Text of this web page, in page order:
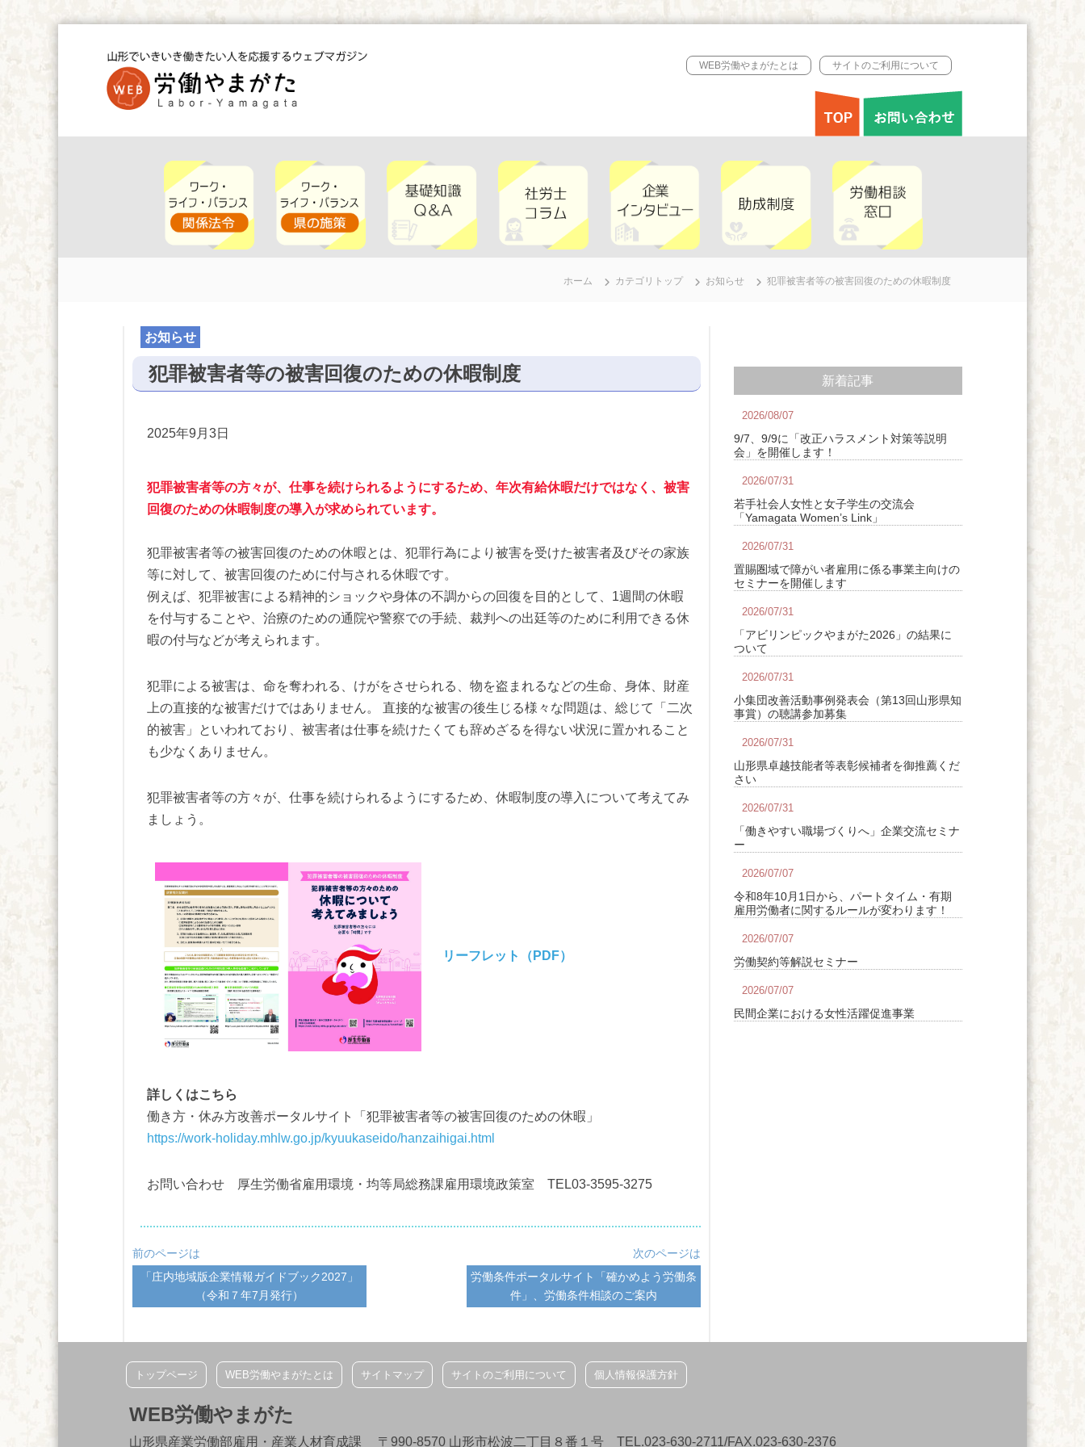
W
WEB労働やまがたとは サイトのご利用について
ホーム カテゴリトップ お知らせ 犯罪被害者等の被害回復のための休暇制度
お知らせ
犯罪被害者等の被害回復のための休暇制度
2025年9月3日
犯罪被害者等の方々が、仕事を続けられるようにするため、年次有給休暇だけではなく、被害
回復のための休暇制度の導入が求められています。
犯罪被害者等の被害回復のための休暇とは、犯罪行為により被害を受けた被害者及びその家族
等に対して、被害回復のために付与される休暇です。
例えば、犯罪被害による精神的ショックや身体の不調からの回復を目的として、1週間の休暇
を付与することや、治療のための通院や警察での手続、裁判への出廷等のために利用できる休
暇の付与などが考えられます。
犯罪による被害は、命を奪われる、けがをさせられる、物を盗まれるなどの生命、身体、財産
上の直接的な被害だけではありません。 直接的な被害の後生じる様々な問題は、総じて「二次
的被害」といわれており、被害者は仕事を続けたくても辞めざるを得ない状況に置かれること
も少なくありません。
犯罪被害者等の方々が、仕事を続けられるようにするため、休暇制度の導入について考えてみ
ましょう。
リーフレット（PDF）
詳しくはこちら
働き方・休み方改善ポータルサイト「犯罪被害者等の被害回復のための休暇」
https://work-holiday.mhlw.go.jp/kyuukaseido/hanzaihigai.html
お問い合わせ 厚生労働省雇用環境・均等局総務課雇用環境政策室 TEL03-3595-3275
次のページは
労働条件ポータルサイト「確かめよう労働条
件」、労働条件相談のご案内
前のページは
「庄内地域版企業情報ガイドブック2027」
（令和７年7月発行）
新着記事
2026/08/07
9/7、9/9に「改正ハラスメント対策等説明
会」を開催します！
2026/07/31
若手社会人女性と女子学生の交流会
「Yamagata Women’s Link」
2026/07/31
置賜圏域で障がい者雇用に係る事業主向けの
セミナーを開催します
2026/07/31
「アビリンピックやまがた2026」の結果に
ついて
2026/07/31
小集団改善活動事例発表会（第13回山形県知
事賞）の聴講参加募集
2026/07/31
山形県卓越技能者等表彰候補者を御推薦くだ
さい
2026/07/31
「働きやすい職場づくりへ」企業交流セミナ
ー
2026/07/07
令和8年10月1日から、パートタイム・有期
雇用労働者に関するルールが変わります！
2026/07/07
労働契約等解説セミナー
2026/07/07
民間企業における女性活躍促進事業
トップページ WEB労働やまがたとは サイトマップ サイトのご利用について 個人情報保護方針
WEB労働やまがた
山形県産業労働部雇用・産業人材育成課 〒990-8570 山形市松波二丁目８番１号 TEL.023-630-2711/FAX.023-630-2376